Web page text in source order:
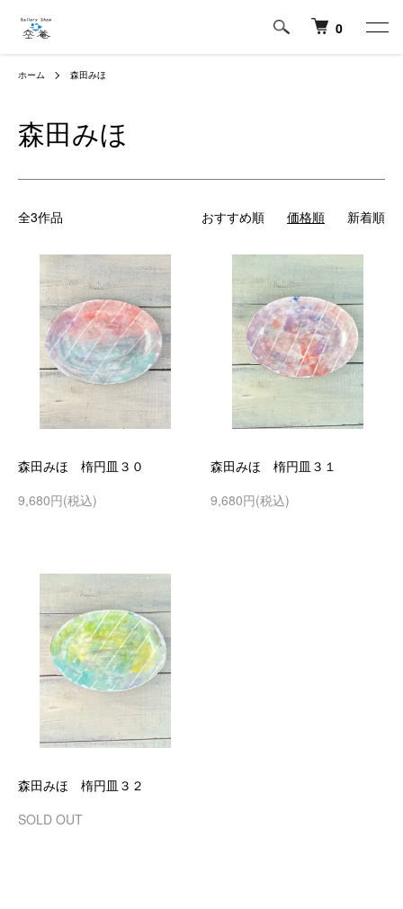
0
ホーム 森田みほ
森田みほ
全3作品 おすすめ順 価格順 新着順
森田みほ 楕円皿３０
9,680円(税込)
森田みほ 楕円皿３１
9,680円(税込)
森田みほ 楕円皿３２
SOLD OUT